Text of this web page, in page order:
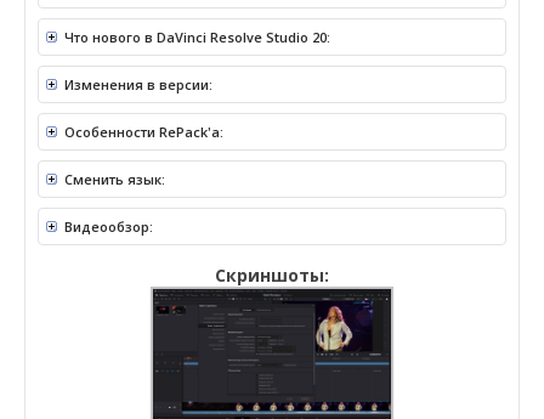
Что нового в DaVinci Resolve Studio 20:
Изменения в версии:
Особенности RePack'a:
Сменить язык:
Видеообзор:
Скриншоты: